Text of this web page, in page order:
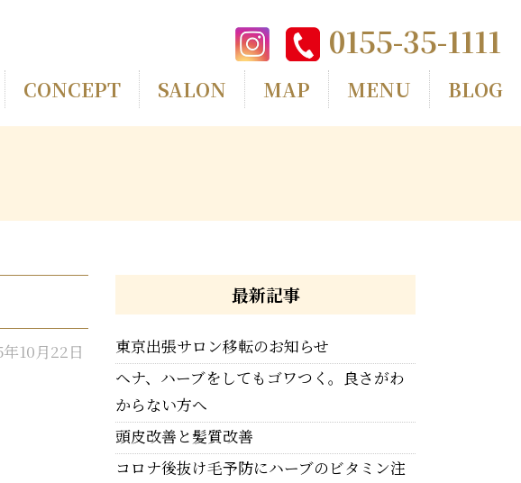
0155-35-1111
CONCEPT SALON MAP MENU BLOG
10月22日
最新記事
東京出張サロン移転のお知らせ
ヘナ、ハーブをしてもゴワつく。良さがわ
からない方へ
頭皮改善と髪質改善
コロナ後抜け毛予防にハーブのビタミン注